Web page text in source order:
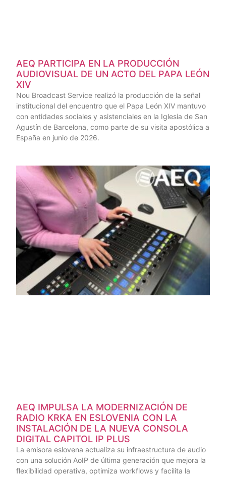
AEQ PARTICIPA EN LA PRODUCCIÓN
AUDIOVISUAL DE UN ACTO DEL PAPA LEÓN
XIV
Nou Broadcast Service realizó la producción de la señal
institucional del encuentro que el Papa León XIV mantuvo
con entidades sociales y asistenciales en la Iglesia de San
Agustín de Barcelona, como parte de su visita apostólica a
España en junio de 2026.
AEQ IMPULSA LA MODERNIZACIÓN DE
RADIO KRKA EN ESLOVENIA CON LA
INSTALACIÓN DE LA NUEVA CONSOLA
DIGITAL CAPITOL IP PLUS
La emisora eslovena actualiza su infraestructura de audio
con una solución AoIP de última generación que mejora la
flexibilidad operativa, optimiza workflows y facilita la